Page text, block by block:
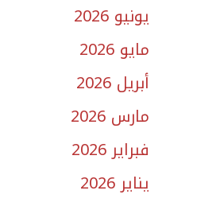
يونيو 2026
مايو 2026
أبريل 2026
مارس 2026
فبراير 2026
يناير 2026